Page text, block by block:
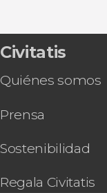
Tour del café
Paseo a
Mirador de
Civitatis
Quiénes somos
Prensa
Sostenibilidad
Regala Civitatis